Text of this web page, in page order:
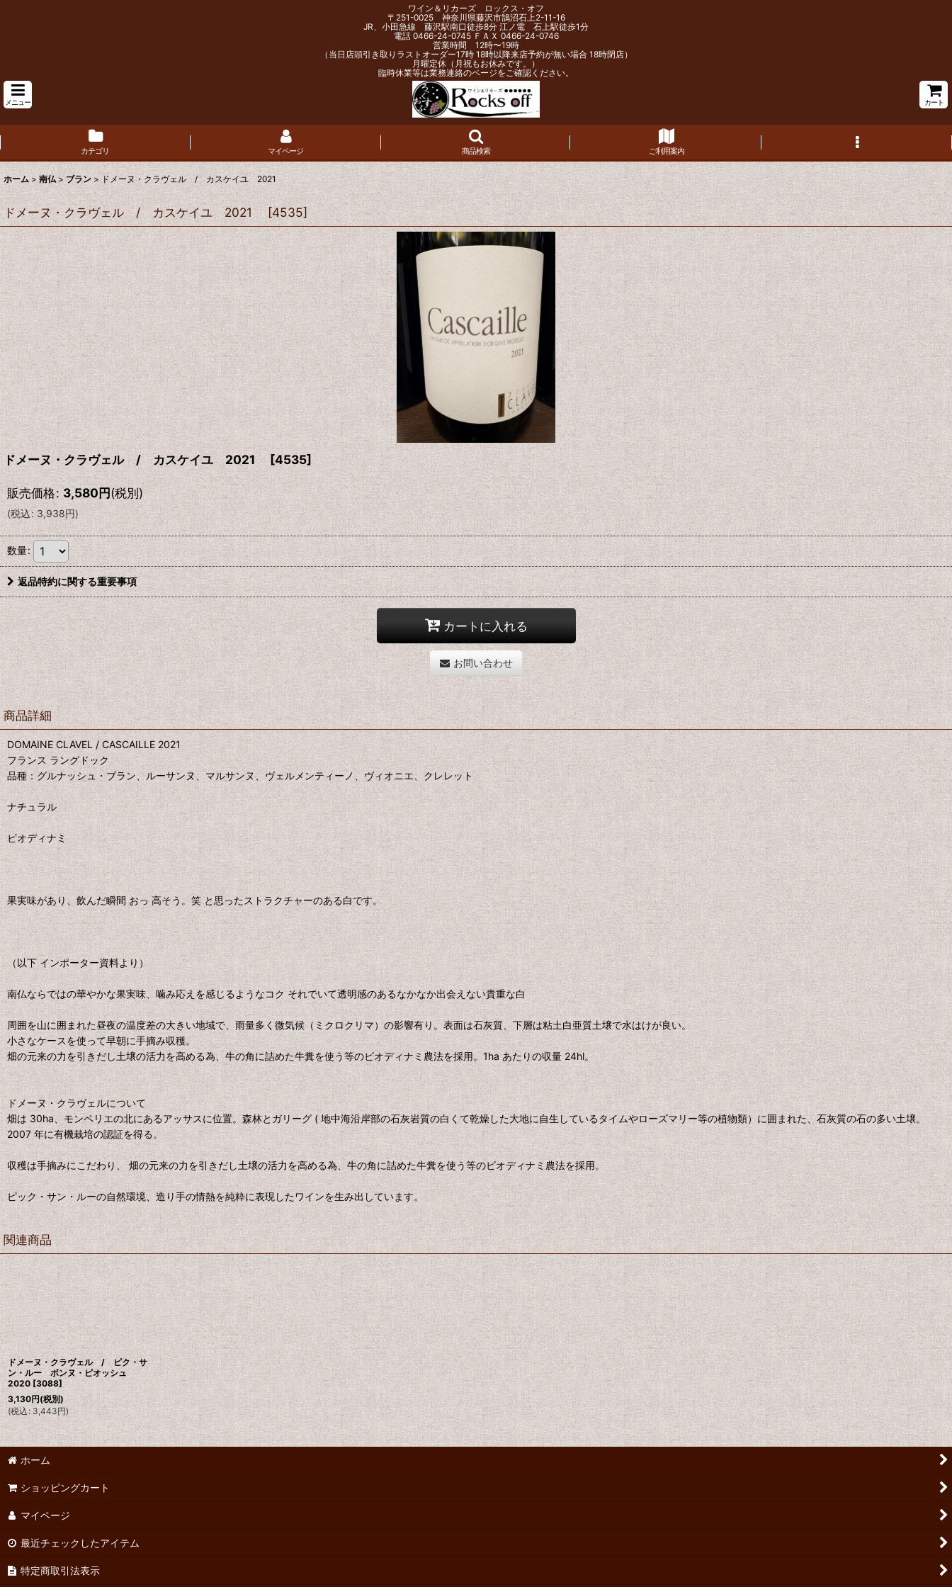
ワイン＆リカーズ ロックス・オフ
〒251-0025 神奈川県藤沢市鵠沼石上2-11-16
JR、小田急線 藤沢駅南口徒歩8分 江ノ電 石上駅徒歩1分
電話 0466-24-0745 ＦＡＸ 0466-24-0746
営業時間 12時〜19時
（当日店頭引き取りラストオーダー17時 18時以降来店予約が無い場合 18時閉店）
月曜定休（月祝もお休みです。）
臨時休業等は業務連絡のページをご確認ください。
メニュー カート
カテゴリ マイページ 商品検索 ご利用案内
ホーム > 南仏 > ブラン > ドメーヌ・クラヴェル / カスケイユ 2021
ドメーヌ・クラヴェル / カスケイユ 2021 [4535]
ドメーヌ・クラヴェル / カスケイユ 2021 [4535]
販売価格: 3,580円(税別)
(税込: 3,938円)
数量:
返品特約に関する重要事項
カートに入れる
お問い合わせ
商品詳細
DOMAINE CLAVEL / CASCAILLE 2021
フランス ラングドック
品種：グルナッシュ・ブラン、ルーサンヌ、マルサンヌ、ヴェルメンティーノ、ヴィオニエ、クレレット
ナチュラル
ビオディナミ
果実味があり、飲んだ瞬間 おっ 高そう。笑 と思ったストラクチャーのある白です。
（以下 インポーター資料より）
南仏ならではの華やかな果実味、噛み応えを感じるようなコク それでいて透明感のあるなかなか出会えない貴重な白
周囲を山に囲まれた昼夜の温度差の大きい地域で、雨量多く微気候（ミクロクリマ）の影響有り。表面は石灰質、下層は粘土白亜質土壌で水はけが良い。
小さなケースを使って早朝に手摘み収穫。
畑の元来の力を引きだし土壌の活力を高める為、牛の角に詰めた牛糞を使う等のビオディナミ農法を採用。1ha あたりの収量 24hl。
ドメーヌ・クラヴェルについて
畑は 30ha、モンペリエの北にあるアッサスに位置。森林とガリーグ ( 地中海沿岸部の石灰岩質の白くて乾燥した大地に自生しているタイムやローズマリー等の植物類）に囲まれた、石灰質の石の多い土壌。
2007 年に有機栽培の認証を得る。
収穫は手摘みにこだわり、 畑の元来の力を引きだし土壌の活力を高める為、牛の角に詰めた牛糞を使う等のビオディナミ農法を採用。
ピック・サン・ルーの自然環境、造り手の情熱を純粋に表現したワインを生み出しています。
関連商品
ドメーヌ・クラヴェル / ピク・サ
ン・ルー ボンヌ・ピオッシュ
2020 [3088]
3,130円(税別)
(税込: 3,443円)
ホーム
ショッピングカート
マイページ
最近チェックしたアイテム
特定商取引法表示